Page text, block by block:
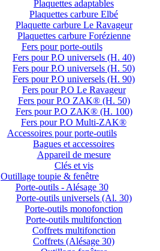
Plaquettes adaptables
Plaquettes carbure Elbé
Plaquette carbure Le Ravageur
Plaquettes carbure Forézienne
Fers pour porte-outils
Fers pour P.O universels (H. 40)
Fers pour P.O universels (H. 50)
Fers pour P.O universels (H. 90)
Fers pour P.O Le Ravageur
Fers pour P.O ZAK® (H. 50)
Fers pour P.O ZAK® (H. 100)
Fers pour P.O Multi-ZAK®
Accessoires pour porte-outils
Bagues et accessoires
Appareil de mesure
Clés et vis
Outillage toupie & fenêtre
Porte-outils - Alésage 30
Porte-outils universels (Al. 30)
Porte-outils monofonction
Porte-outils multifonction
Coffrets multifonction
Coffrets (Alésage 30)